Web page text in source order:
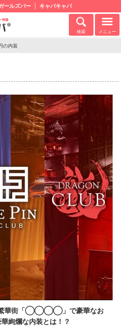
ールズバー キャバキャバ
検索 メニュー
の内装
繁華街「◯◯◯◯」で豪華なお
絢爛な内装とは！？